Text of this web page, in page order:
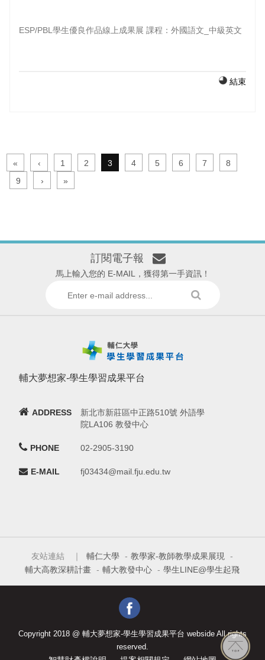
ESP/PBL學生優良作品線上成果展 課程：外國語文_中級英文
結束
« ‹ 1 2 3 4 5 6 7
8
9
› »
訂閱電子報
馬上輸入您的 E-MAIL，獲得第一手資訊！
輔大夢想家-學生學習成果平台
ADDRESS
新北市新莊區中正路510號 外語學
院LA106 教發中心
PHONE 02-2905-3190
E-MAIL fj03434@mail.fju.edu.tw
友站連結 ｜ 輔仁大學 - 教學家-教師教學成果展現 -
輔大高教深耕計畫 - 輔大教發中心 - 學生LINE@學生起飛
Copyright 2018 @ 輔大夢想家-學生學習成果平台 webside All rights
reserved.